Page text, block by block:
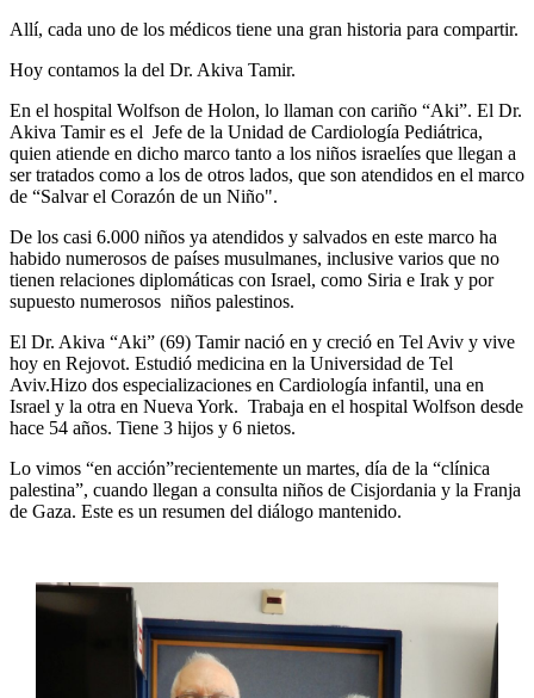
Allí, cada uno de los médicos tiene una gran historia para compartir.
Hoy contamos la del Dr. Akiva Tamir.
En el hospital Wolfson de Holon, lo llaman con cariño “Aki”. El Dr.
Akiva Tamir es el Jefe de la Unidad de Cardiología Pediátrica,
quien atiende en dicho marco tanto a los niños israelíes que llegan a
ser tratados como a los de otros lados, que son atendidos en el marco
de “Salvar el Corazón de un Niño".
De los casi 6.000 niños ya atendidos y salvados en este marco ha
habido numerosos de países musulmanes, inclusive varios que no
tienen relaciones diplomáticas con Israel, como Siria e Irak y por
supuesto numerosos niños palestinos.
El Dr. Akiva “Aki” (69) Tamir nació en y creció en Tel Aviv y vive
hoy en Rejovot. Estudió medicina en la Universidad de Tel
Aviv.Hizo dos especializaciones en Cardiología infantil, una en
Israel y la otra en Nueva York. Trabaja en el hospital Wolfson desde
hace 54 años. Tiene 3 hijos y 6 nietos.
Lo vimos “en acción”recientemente un martes, día de la “clínica
palestina”, cuando llegan a consulta niños de Cisjordania y la Franja
de Gaza. Este es un resumen del diálogo mantenido.